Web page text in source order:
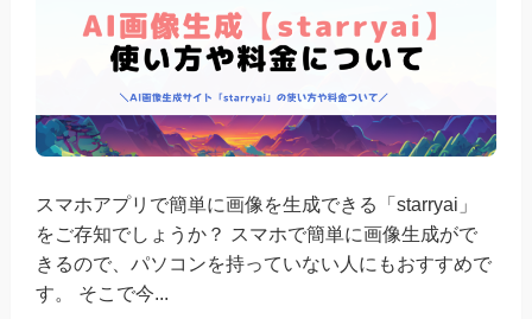
スマホアプリで簡単に画像を生成できる「starryai」
をご存知でしょうか？ スマホで簡単に画像生成がで
きるので、パソコンを持っていない人にもおすすめで
す。 そこで今...